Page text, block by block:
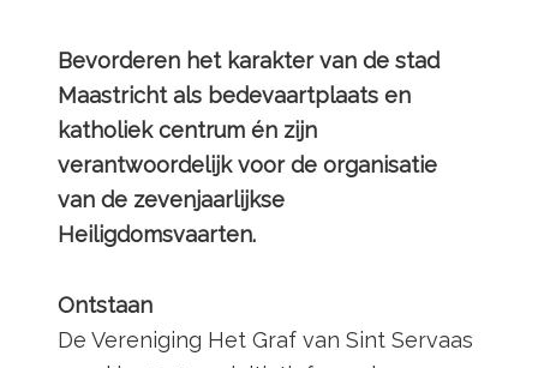
Bevorderen het karakter van de stad
Maastricht als bedevaartplaats en
katholiek centrum én zijn
verantwoordelijk voor de organisatie
van de zevenjaarlijkse
Heiligdomsvaarten.
Ontstaan
De Vereniging Het Graf van Sint Servaas